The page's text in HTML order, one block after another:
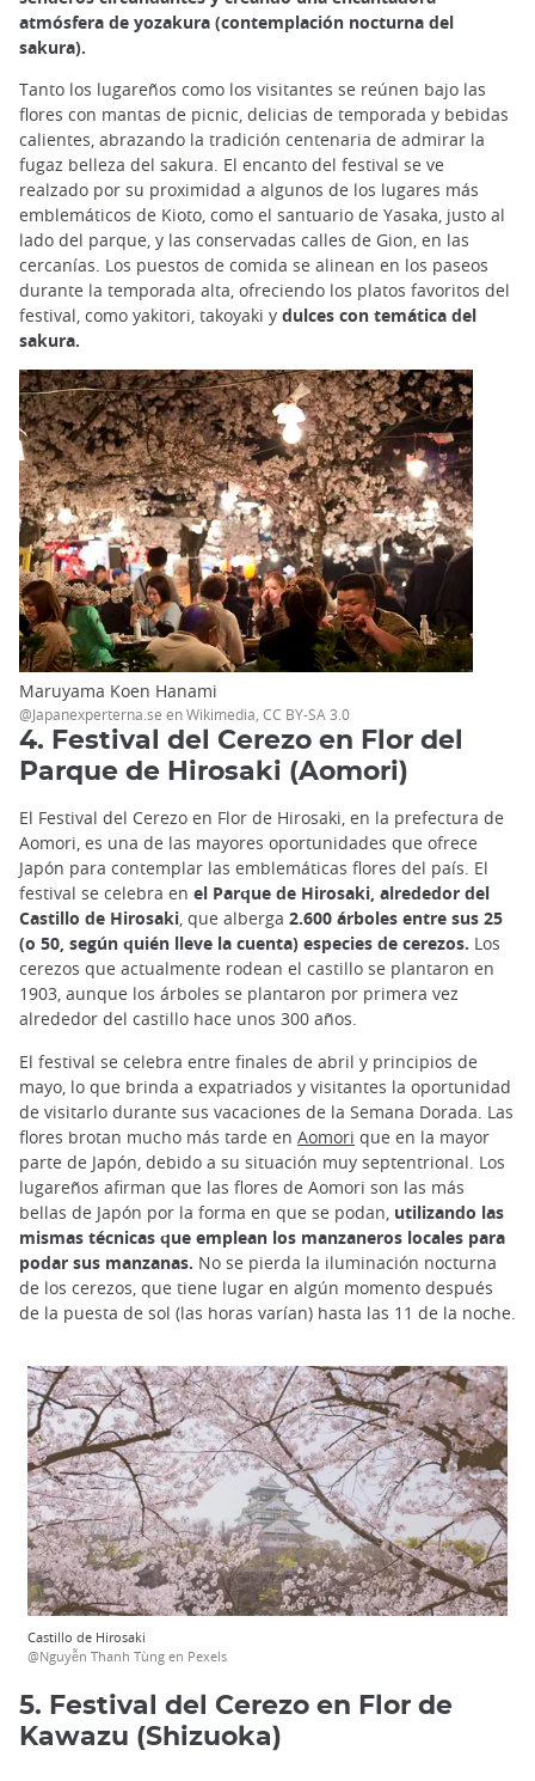
atmósfera de yozakura (contemplación nocturna del
sakura).
Tanto los lugareños como los visitantes se reúnen bajo las
flores con mantas de picnic, delicias de temporada y bebidas
calientes, abrazando la tradición centenaria de admirar la
fugaz belleza del sakura. El encanto del festival se ve
realzado por su proximidad a algunos de los lugares más
emblemáticos de Kioto, como el santuario de Yasaka, justo al
lado del parque, y las conservadas calles de Gion, en las
cercanías. Los puestos de comida se alinean en los paseos
durante la temporada alta, ofreciendo los platos favoritos del
festival, como yakitori, takoyaki y dulces con temática del
sakura.
Maruyama Koen Hanami
@Japanexperterna.se en Wikimedia, CC BY-SA 3.0
4. Festival del Cerezo en Flor del
Parque de Hirosaki (Aomori)
El Festival del Cerezo en Flor de Hirosaki, en la prefectura de
Aomori, es una de las mayores oportunidades que ofrece
Japón para contemplar las emblemáticas flores del país. El
festival se celebra en el Parque de Hirosaki, alrededor del
Castillo de Hirosaki, que alberga 2.600 árboles entre sus 25
(o 50, según quién lleve la cuenta) especies de cerezos. Los
cerezos que actualmente rodean el castillo se plantaron en
1903, aunque los árboles se plantaron por primera vez
alrededor del castillo hace unos 300 años.
El festival se celebra entre finales de abril y principios de
mayo, lo que brinda a expatriados y visitantes la oportunidad
de visitarlo durante sus vacaciones de la Semana Dorada. Las
flores brotan mucho más tarde en Aomori que en la mayor
parte de Japón, debido a su situación muy septentrional. Los
lugareños afirman que las flores de Aomori son las más
bellas de Japón por la forma en que se podan, utilizando las
mismas técnicas que emplean los manzaneros locales para
podar sus manzanas. No se pierda la iluminación nocturna
de los cerezos, que tiene lugar en algún momento después
de la puesta de sol (las horas varían) hasta las 11 de la noche.
Castillo de Hirosaki
@Nguyễn Thanh Tùng en Pexels
5. Festival del Cerezo en Flor de
Kawazu (Shizuoka)